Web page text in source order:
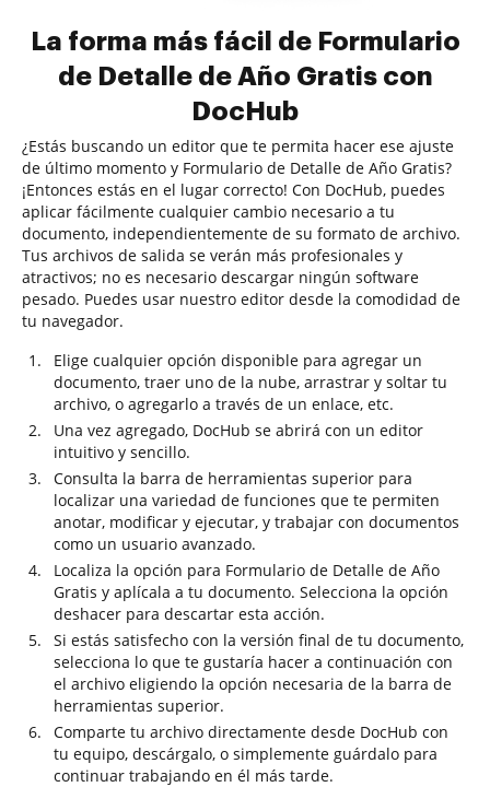
La forma más fácil de Formulario
de Detalle de Año Gratis con
DocHub
¿Estás buscando un editor que te permita hacer ese ajuste
de último momento y Formulario de Detalle de Año Gratis?
¡Entonces estás en el lugar correcto! Con DocHub, puedes
aplicar fácilmente cualquier cambio necesario a tu
documento, independientemente de su formato de archivo.
Tus archivos de salida se verán más profesionales y
atractivos; no es necesario descargar ningún software
pesado. Puedes usar nuestro editor desde la comodidad de
tu navegador.
Elige cualquier opción disponible para agregar un
documento, traer uno de la nube, arrastrar y soltar tu
archivo, o agregarlo a través de un enlace, etc.
Una vez agregado, DocHub se abrirá con un editor
intuitivo y sencillo.
Consulta la barra de herramientas superior para
localizar una variedad de funciones que te permiten
anotar, modificar y ejecutar, y trabajar con documentos
como un usuario avanzado.
Localiza la opción para Formulario de Detalle de Año
Gratis y aplícala a tu documento. Selecciona la opción
deshacer para descartar esta acción.
Si estás satisfecho con la versión final de tu documento,
selecciona lo que te gustaría hacer a continuación con
el archivo eligiendo la opción necesaria de la barra de
herramientas superior.
Comparte tu archivo directamente desde DocHub con
tu equipo, descárgalo, o simplemente guárdalo para
continuar trabajando en él más tarde.